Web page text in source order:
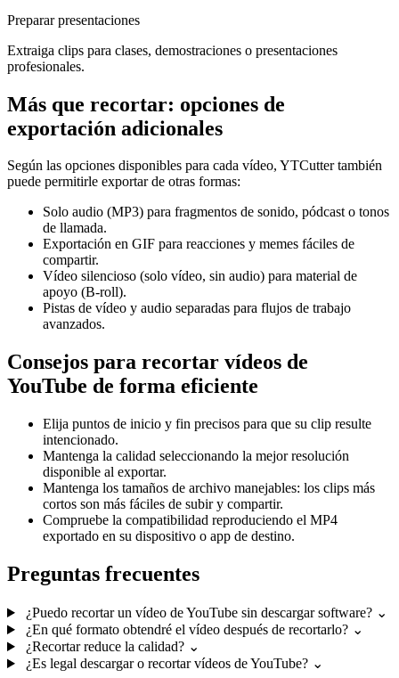
Preparar presentaciones
Extraiga clips para clases, demostraciones o presentaciones
profesionales.
Más que recortar: opciones de
exportación adicionales
Según las opciones disponibles para cada vídeo, YTCutter también
puede permitirle exportar de otras formas:
Solo audio (MP3) para fragmentos de sonido, pódcast o tonos
de llamada.
Exportación en GIF para reacciones y memes fáciles de
compartir.
Vídeo silencioso (solo vídeo, sin audio) para material de
apoyo (B-roll).
Pistas de vídeo y audio separadas para flujos de trabajo
avanzados.
Consejos para recortar vídeos de
YouTube de forma eficiente
Elija puntos de inicio y fin precisos para que su clip resulte
intencionado.
Mantenga la calidad seleccionando la mejor resolución
disponible al exportar.
Mantenga los tamaños de archivo manejables: los clips más
cortos son más fáciles de subir y compartir.
Compruebe la compatibilidad reproduciendo el MP4
exportado en su dispositivo o app de destino.
Preguntas frecuentes
¿Puedo recortar un vídeo de YouTube sin descargar software? ⌄
¿En qué formato obtendré el vídeo después de recortarlo? ⌄
¿Recortar reduce la calidad? ⌄
¿Es legal descargar o recortar vídeos de YouTube? ⌄